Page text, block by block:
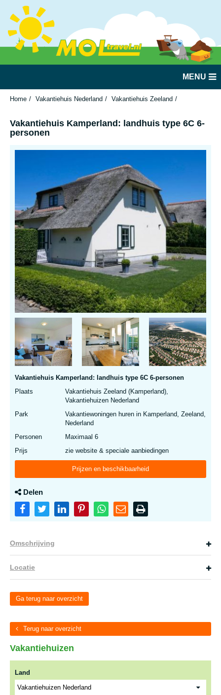
MENU
Home Vakantiehuis Nederland Vakantiehuis Zeeland
Vakantiehuis Kamperland: landhuis type 6C 6-
personen
Vakantiehuis Kamperland: landhuis type 6C 6-personen
Plaats
Vakantiehuis Zeeland (Kamperland),
Vakantiehuizen Nederland
Park
Vakantiewoningen huren in Kamperland, Zeeland,
Nederland
Personen
Maximaal 6
Prijs
zie website & speciale aanbiedingen
Prijzen en beschikbaarheid
Delen
Omschrijving
Locatie
Ga terug naar overzicht
Terug naar overzicht
Vakantiehuizen
Land